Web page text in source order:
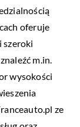
oferuje
szeroki
m.in.
wysokości
ze